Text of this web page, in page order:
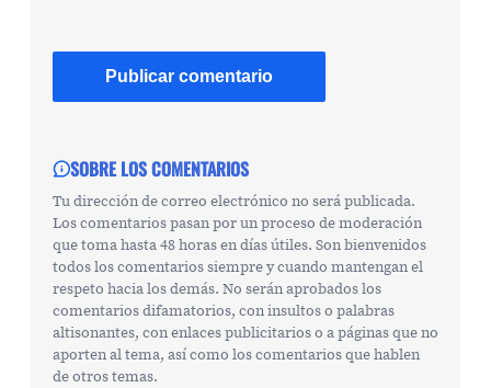
SOBRE LOS COMENTARIOS
Tu dirección de correo electrónico no será publicada.
Los comentarios pasan por un proceso de moderación
que toma hasta 48 horas en días útiles. Son bienvenidos
todos los comentarios siempre y cuando mantengan el
respeto hacia los demás. No serán aprobados los
comentarios difamatorios, con insultos o palabras
altisonantes, con enlaces publicitarios o a páginas que no
aporten al tema, así como los comentarios que hablen
de otros temas.